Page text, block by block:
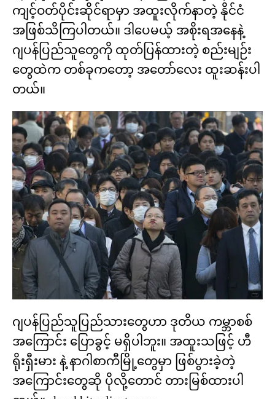
ကျင့်ဝတ်ပိုင်းဆိုင်ရာမှာ အထူးလိုက်နာတဲ့ နိုင်ငံ
အဖြစ်သိကြပါတယ်။ ဒါပေမယ့် အစိုးရအနေနဲ့
ဂျပန်ပြည်သူတွေကို ထုတ်ပြန်ထားတဲ့ စည်းမျဉ်း
တွေထဲက တစ်ခုကတော့ အတော်လေး ထူးဆန်းပါ
တယ်။
ဂျပန်ပြည်သူပြည်သားတွေဟာ ဒုတိယ ကမ္ဘာစစ်
အကြောင်း ပြောခွင့် မရှိပါဘူး။ အထူးသဖြင့် ဟီ
ရိုးရှီးမား နဲ့ နာဂါစာကီမြို့တွေမှာ ဖြစ်ပွားခဲ့တဲ့
အကြောင်းတွေဆို ပိုလို့တောင် တားမြစ်ထားပါ